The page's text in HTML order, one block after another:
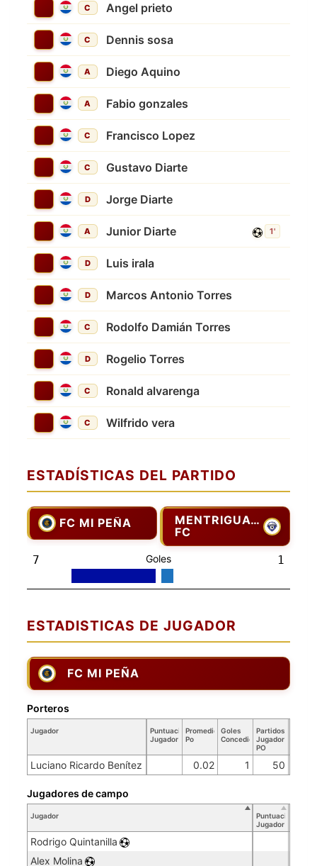
C Angel prieto
C Dennis sosa
A Diego Aquino
A Fabio gonzales
C Francisco Lopez
C Gustavo Diarte
D Jorge Diarte
A Junior Diarte 1'
D Luis irala
D Marcos Antonio Torres
C Rodolfo Damián Torres
D Rogelio Torres
C Ronald alvarenga
C Wilfrido vera
ESTADÍSTICAS DEL PARTIDO
FC MI PEÑA
MENTRIGUAYOS
FC
7 Goles 1
ESTADISTICAS DE JUGADOR
FC MI PEÑA
Jugador
Puntuación
Jugador
Promedio
Po
Goles
Concedidos
Partidos
Jugador
PO
Luciano Ricardo Benítez 0.02 1 50
Porteros
Jugador
Puntuación
Jugador
Rodrigo Quintanilla
Alex Molina
Jugadores de campo